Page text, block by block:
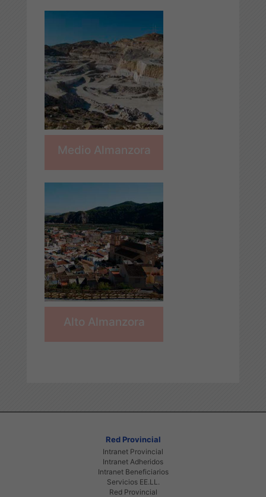
Medio Almanzora
Alto Almanzora
Red Provincial
Intranet Provincial
Intranet Adheridos
Intranet Beneficiarios
Servicios EE.LL.
Red Provincial